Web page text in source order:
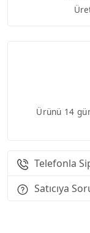
Ürünü 14
Telefonla
Satıcıya